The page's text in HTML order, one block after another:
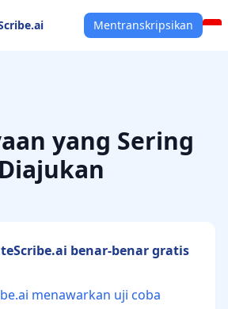
Mentranskripsikan
yang Sering
Diajukan
benar-benar gratis
menawarkan uji coba